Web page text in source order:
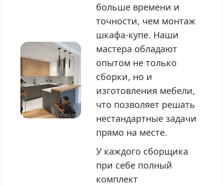
больше времени и
точности, чем монтаж
шкафа-купе. Наши
мастера обладают
опытом не только
сборки, но и
изготовления мебели,
что позволяет решать
нестандартные задачи
прямо на месте.
У каждого сборщика
при себе полный
комплект